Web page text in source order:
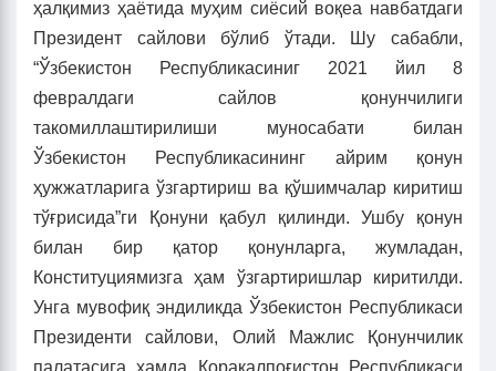
ҳалқимиз ҳаётида муҳим сиёсий воқеа навбатдаги
Президент сайлови бўлиб ўтади. Шу сабабли,
“Ўзбекистон Республикасиниг 2021 йил 8
февралдаги сайлов қонунчилиги
такомиллаштирилиши муносабати билан
Ўзбекистон Республикасининг айрим қонун
ҳужжатларига ўзгартириш ва қўшимчалар киритиш
тўғрисида”ги Қонуни қабул қилинди. Ушбу қонун
билан бир қатор қонунларга, жумладан,
Конституциямизга ҳам ўзгартиришлар киритилди.
Унга мувофиқ эндиликда Ўзбекистон Республикаси
Президенти сайлови, Олий Мажлис Қонунчилик